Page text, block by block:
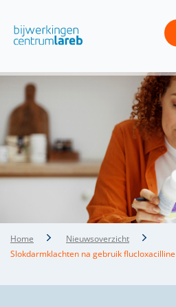
Home
Nieuwsoverzicht
Slokdarmklachten na gebruik flucloxacilline